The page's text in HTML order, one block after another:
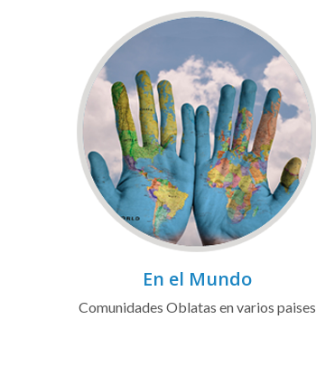
En el Mundo
Comunidades Oblatas en varios paises